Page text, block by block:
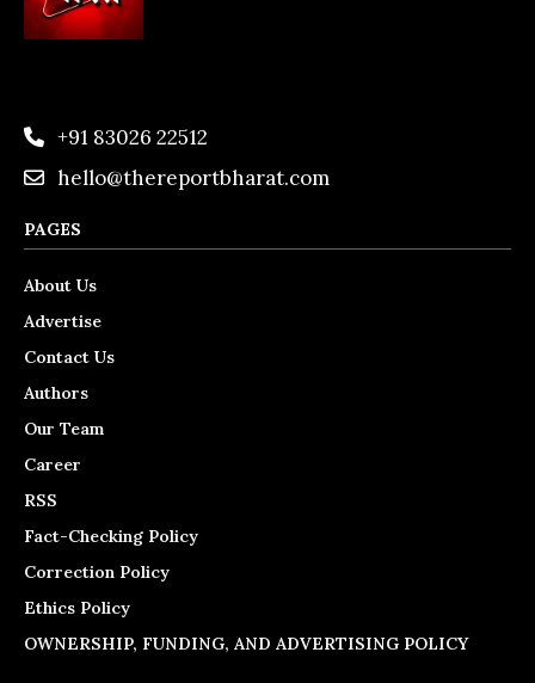
+91 83026 22512
hello@thereportbharat.com
PAGES
About Us
Advertise
Contact Us
Authors
Our Team
Career
RSS
Fact-Checking Policy
Correction Policy
Ethics Policy
OWNERSHIP, FUNDING, AND ADVERTISING POLICY